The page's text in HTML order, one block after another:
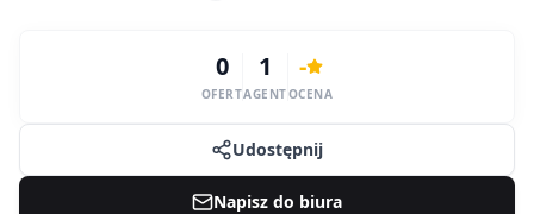
0
OFERT
1
AGENT
-
OCENA
Udostępnij
Napisz do biura